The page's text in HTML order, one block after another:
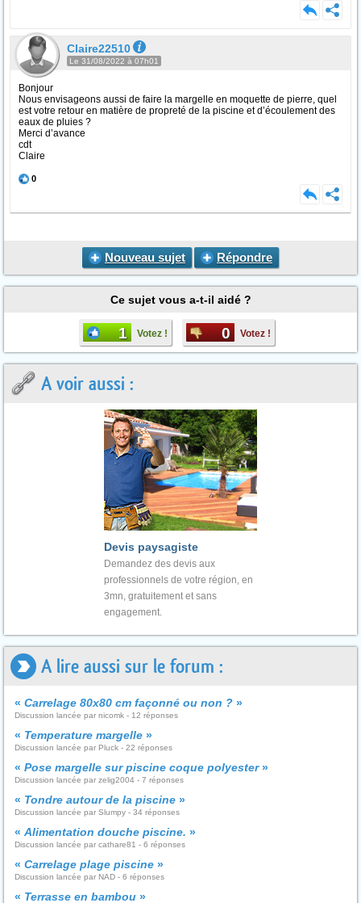
Claire22510
Le 31/08/2022 à 07h01
Bonjour
Nous envisageons aussi de faire la margelle en moquette de pierre, quel
est votre retour en matière de propreté de la piscine et d’écoulement des
eaux de pluies ?
Merci d’avance
cdt
Claire
0
Nouveau sujet Répondre
Ce sujet vous a-t-il aidé ?
1 Votez ! 0 Votez !
A voir aussi :
Devis paysagiste
Demandez des devis aux
professionnels de votre région, en
3mn, gratuitement et sans
engagement.
A lire aussi sur le forum :
« Carrelage 80x80 cm façonné ou non ? »
Discussion lancée par nicomk - 12 réponses
« Temperature margelle »
Discussion lancée par Pluck - 22 réponses
« Pose margelle sur piscine coque polyester»
Discussion lancée par zelig2004 - 7 réponses
« Tondre autour de la piscine »
Discussion lancée par Slumpy - 34 réponses
« Alimentation douche piscine. »
Discussion lancée par cathare81 - 6 réponses
« Carrelage plage piscine »
Discussion lancée par NAD - 6 réponses
« Terrasse en bambou »